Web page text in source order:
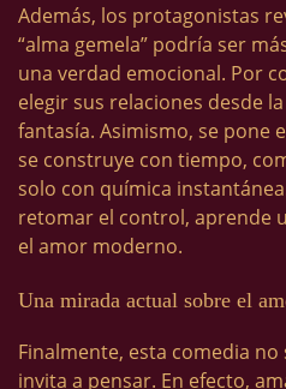
Además, los protagonistas
“alma gemela” podría ser
una verdad emocional. Por
elegir sus relaciones desde
fantasía. Asimismo, se pone
se construye con tiempo,
solo con química
retomar el control, aprende
el amor moderno.
Una mirada actual sobre el
Finalmente, esta comedia
invita a pensar. En efecto,